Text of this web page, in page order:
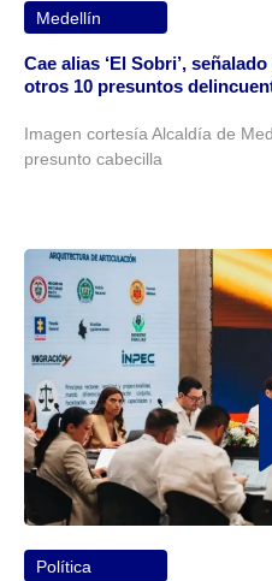
Medellín
Cae alias ‘El Sobri’,
otros 10 presuntos
Imagen cortesía Alcaldía de
presunto cabecilla
Política